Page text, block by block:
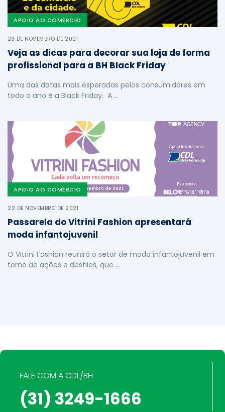
APOIO AO COMÉRCIO
23 DE NOVEMBRO DE 2021
Veja as dicas para decorar sua loja de forma
profissional para a BH Black Friday
Uma das datas mais esperadas pelos consumidores em
todo o ano é a Black Friday. A …
APOIO AO COMÉRCIO
22 DE NOVEMBRO DE 2021
Passarela do Vitrini Fashion apresentará
moda infantojuvenil
O Vitrini Fashion reunirá o setor de moda infantojuvenil em
torno de ações e desfiles, que …
FALE COM A CDL/BH
(31) 3249-1666